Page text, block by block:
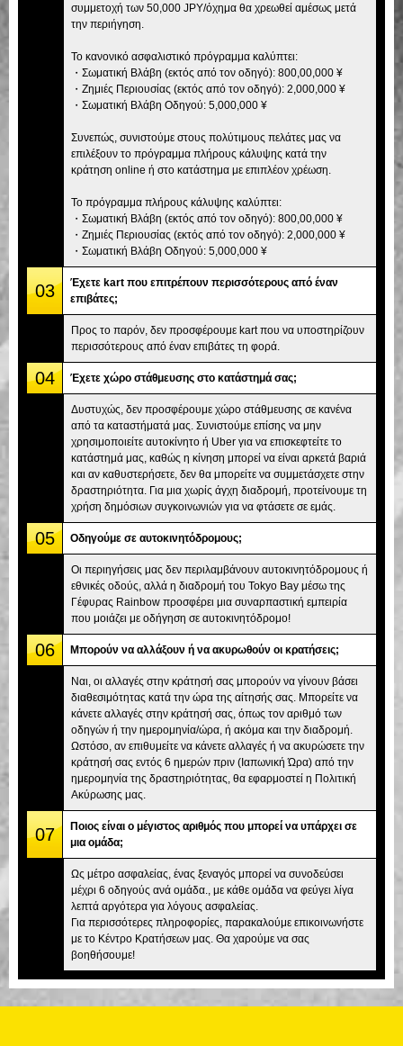
συμμετοχή των 50,000 JPY/όχημα θα χρεωθεί αμέσως μετά
την περιήγηση.
Το κανονικό ασφαλιστικό πρόγραμμα καλύπτει:
・Σωματική Βλάβη (εκτός από τον οδηγό): 800,00,000 ¥
・Ζημιές Περιουσίας (εκτός από τον οδηγό): 2,000,000 ¥
・Σωματική Βλάβη Οδηγού: 5,000,000 ¥
Συνεπώς, συνιστούμε στους πολύτιμους πελάτες μας να
επιλέξουν το πρόγραμμα πλήρους κάλυψης κατά την
κράτηση online ή στο κατάστημα με επιπλέον χρέωση.
Το πρόγραμμα πλήρους κάλυψης καλύπτει:
・Σωματική Βλάβη (εκτός από τον οδηγό): 800,00,000 ¥
・Ζημιές Περιουσίας (εκτός από τον οδηγό): 2,000,000 ¥
・Σωματική Βλάβη Οδηγού: 5,000,000 ¥
03
Έχετε kart που επιτρέπουν περισσότερους από έναν
επιβάτες;
Προς το παρόν, δεν προσφέρουμε kart που να υποστηρίζουν
περισσότερους από έναν επιβάτες τη φορά.
04 Έχετε χώρο στάθμευσης στο κατάστημά σας;
Δυστυχώς, δεν προσφέρουμε χώρο στάθμευσης σε κανένα
από τα καταστήματά μας. Συνιστούμε επίσης να μην
χρησιμοποιείτε αυτοκίνητο ή Uber για να επισκεφτείτε το
κατάστημά μας, καθώς η κίνηση μπορεί να είναι αρκετά βαριά
και αν καθυστερήσετε, δεν θα μπορείτε να συμμετάσχετε στην
δραστηριότητα. Για μια χωρίς άγχη διαδρομή, προτείνουμε τη
χρήση δημόσιων συγκοινωνιών για να φτάσετε σε εμάς.
05 Οδηγούμε σε αυτοκινητόδρομους;
Οι περιηγήσεις μας δεν περιλαμβάνουν αυτοκινητόδρομους ή
εθνικές οδούς, αλλά η διαδρομή του Tokyo Bay μέσω της
Γέφυρας Rainbow προσφέρει μια συναρπαστική εμπειρία
που μοιάζει με οδήγηση σε αυτοκινητόδρομο!
06 Μπορούν να αλλάξουν ή να ακυρωθούν οι κρατήσεις;
Ναι, οι αλλαγές στην κράτησή σας μπορούν να γίνουν βάσει
διαθεσιμότητας κατά την ώρα της αίτησής σας. Μπορείτε να
κάνετε αλλαγές στην κράτησή σας, όπως τον αριθμό των
οδηγών ή την ημερομηνία/ώρα, ή ακόμα και την διαδρομή.
Ωστόσο, αν επιθυμείτε να κάνετε αλλαγές ή να ακυρώσετε την
κράτησή σας εντός 6 ημερών πριν (Ιαπωνική Ώρα) από την
ημερομηνία της δραστηριότητας, θα εφαρμοστεί η Πολιτική
Ακύρωσης μας.
07
Ποιος είναι ο μέγιστος αριθμός που μπορεί να υπάρχει σε
μια ομάδα;
Ως μέτρο ασφαλείας, ένας ξεναγός μπορεί να συνοδεύσει
μέχρι 6 οδηγούς ανά ομάδα., με κάθε ομάδα να φεύγει λίγα
λεπτά αργότερα για λόγους ασφαλείας.
Για περισσότερες πληροφορίες, παρακαλούμε επικοινωνήστε
με το Κέντρο Κρατήσεων μας. Θα χαρούμε να σας
βοηθήσουμε!